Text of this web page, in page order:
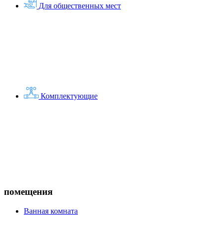
Для общественных мест
Комплектующие
помещения
Ванная комната